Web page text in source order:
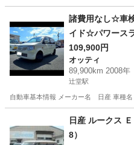
相模原市 東林間駅
諸費用なし☆車
イド☆パワース
km☆オーディオ
109,900円
オッティ
89,900km 2008年
辻堂駅
自動車基本情報 メーカー名 日産 車
辻堂駅 オッ
日産 ルークス
8）